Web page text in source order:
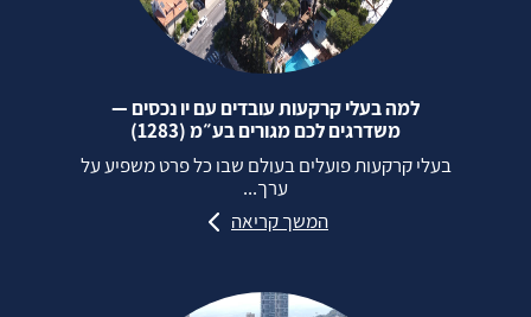
למה בעלי קרקעות עובדים עם יו נכסים —
משדרגים לכם מגורים בע״מ (1283)
בעלי קרקעות פועלים בעולם שבו כל פרט משפיע על
ערך...
המשך קריאה